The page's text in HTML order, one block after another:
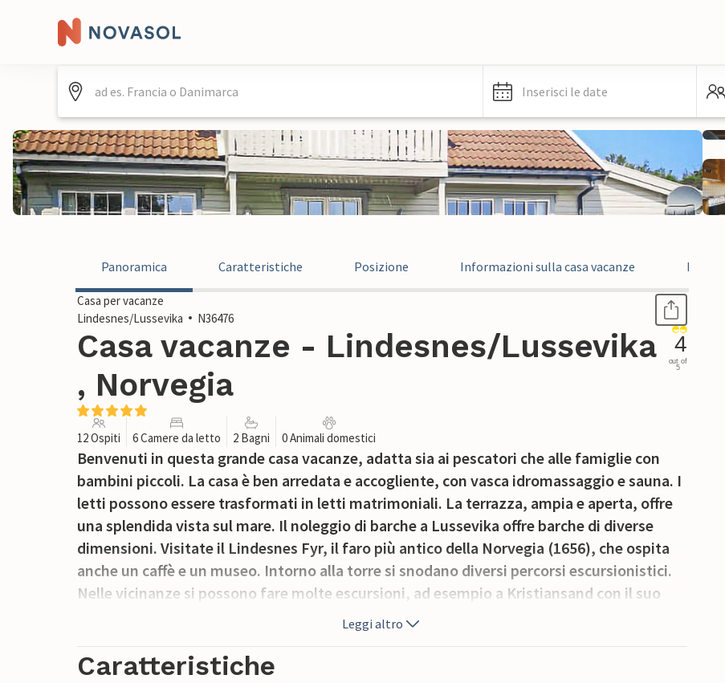
Inserisci le date
Panoramica Caratteristiche Posizione Informazioni sulla casa vacanze
Casa per vacanze
Lindesnes/Lussevika
N36476
Casa vacanze - Lindesnes/Lussevika
, Norvegia
4
out of
5
12 Ospiti 6 Camere da letto 2 Bagni 0 Animali domestici
Benvenuti in questa grande casa vacanze, adatta sia ai pescatori che alle famiglie con
bambini piccoli. La casa è ben arredata e accogliente, con vasca idromassaggio e sauna. I
letti possono essere trasformati in letti matrimoniali. La terrazza, ampia e aperta, offre
una splendida vista sul mare. Il noleggio di barche a Lussevika offre barche di diverse
dimensioni. Visitate il Lindesnes Fyr, il faro più antico della Norvegia (1656), che ospita
anche un caffè e un museo. Intorno alla torre si snodano diversi percorsi escursionistici.
Nelle vicinanze si possono fare molte escursioni, ad esempio a Kristiansand con il suo
Leggi altro
Caratteristiche